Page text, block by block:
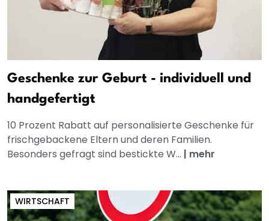
Geschenke zur Geburt - individuell und
handgefertigt
10 Prozent Rabatt auf personalisierte Geschenke für
frischgebackene Eltern und deren Familien.
Besonders gefragt sind bestickte W... | mehr
WIRTSCHAFT